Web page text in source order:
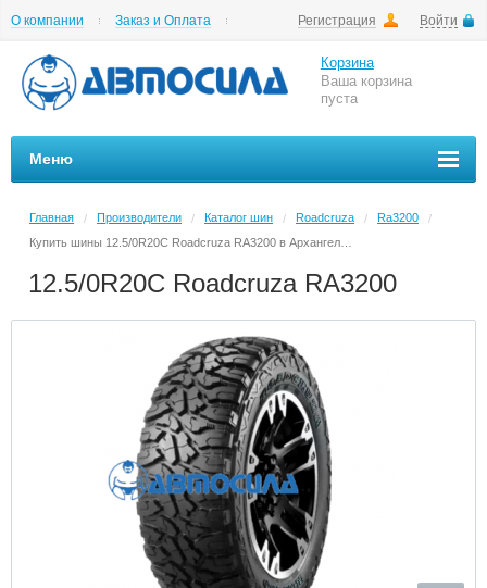
Регистрация Войти
О компании
Заказ и Оплата
Корзина
Ваша корзина
пуста
Меню
Главная / Производители / Каталог шин / Roadcruza / Ra3200
/
12.5/0R20C Roadcruza RA3200